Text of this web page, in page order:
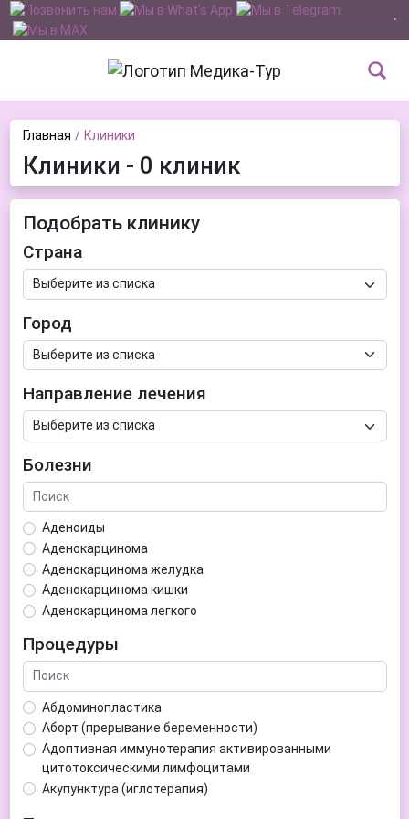
Главная Клиники
Клиники - 0 клиник
Подобрать клинику
Страна
Город
Направление лечения
Болезни
Аденоиды
Аденокарцинома
Аденокарцинома желудка
Аденокарцинома кишки
Аденокарцинома легкого
Аденома гипофиза
Аденома простаты
Аденома щитовидной железы
Аденомиоз
Адентия
Азооспермия
Акне (угри)
Алкоголизм
Процедуры
Абдоминопластика
Аборт (прерывание беременности)
Адоптивная иммунотерапия активированными
цитотоксическими лимфоцитами
Акупунктура (иглотерапия)